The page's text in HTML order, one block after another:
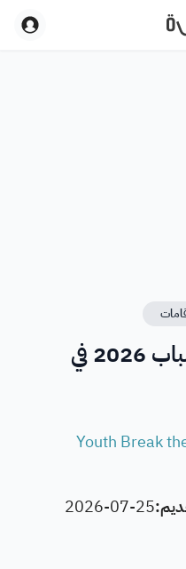
قمة الشرق الأوسط للشباب 2026 في
Youth Break
2026-07-25